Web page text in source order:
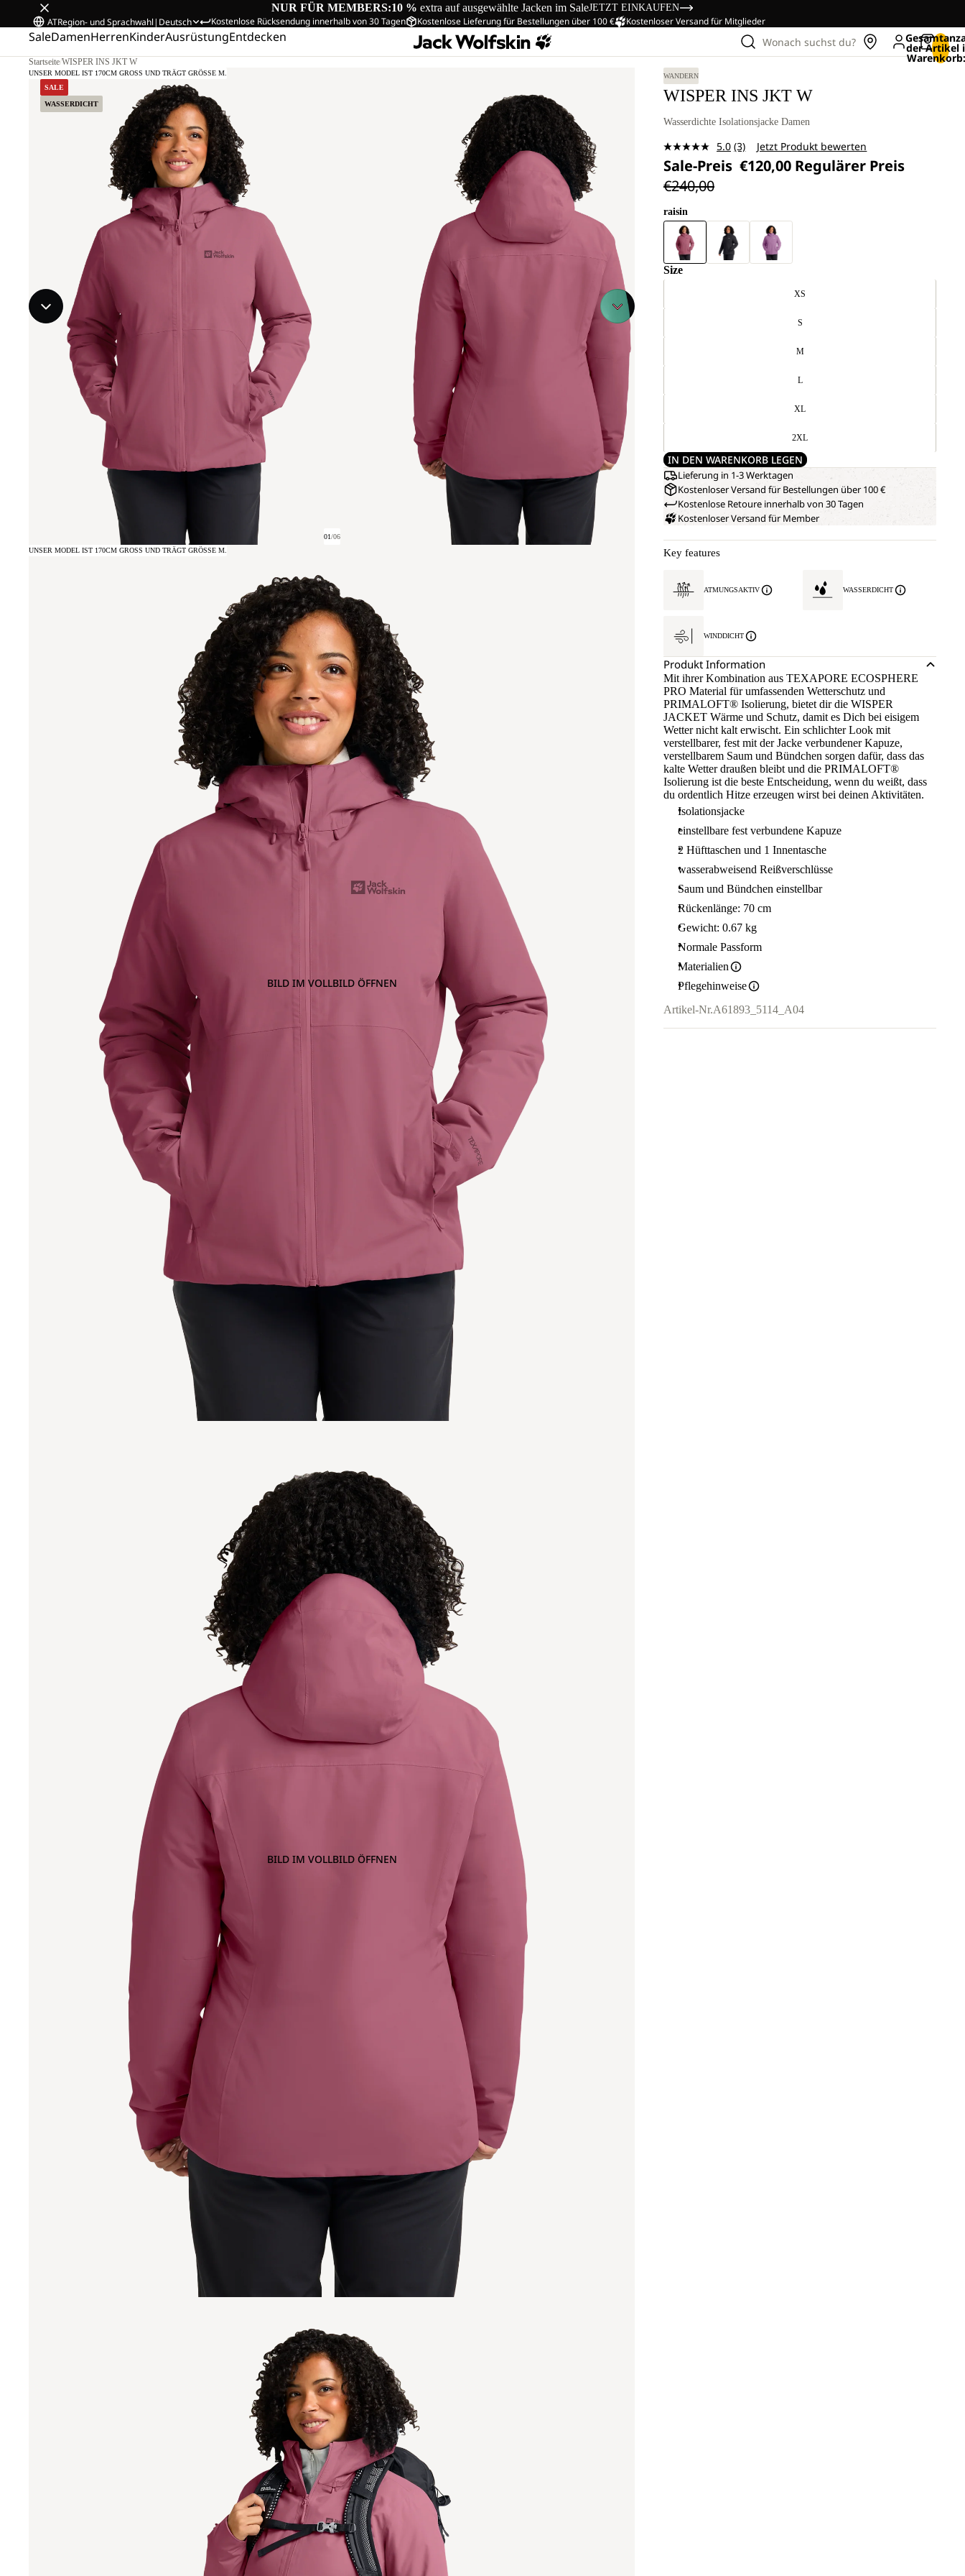
NUR FÜR MEMBERS:10 % extra auf ausgewählte Jacken im SaleJETZT EINKAUFEN
Kostenlose Rücksendung innerhalb von 30 Tagen Kostenlose Lieferung für Bestellungen über 100 € Kostenloser Versand für Mitglieder
ATRegion- und Sprachwahl| Deutsch
SaleDamenHerrenKinderAusrüstungEntdecken Wonach suchst du? der Artikel
Startseite/WISPER INS JKT W
SALE
WASSERDICHT
UNSER MODEL IST 170CM GROSS UND TRÄGT GRÖSSE M.
01/06
BILD IM VOLLBILD ÖFFNEN
UNSER MODEL IST 170CM GROSS UND TRÄGT GRÖSSE M.
BILD IM VOLLBILD ÖFFNEN
WANDERN
WISPER INS JKT W
Wasserdichte Isolationsjacke Damen
5.0 3
Bewertungen
lesen.
Seite.
(3) Jetzt Produkt bewerten
Sale-Preis €120,00 Regulärer Preis
€240,00
raisin
Size
XS
S
M
L
XL
2XL
IN DEN WARENKORB LEGEN
Lieferung in 1-3 Werktagen
Kostenloser Versand für Bestellungen über 100 €
Kostenlose Retoure innerhalb von 30 Tagen
Kostenloser Versand für Member
Key features
ATMUNGSAKTIV WASSERDICHT
WINDDICHT
Produkt Information
Mit ihrer Kombination aus TEXAPORE ECOSPHERE
PRO Material für umfassenden Wetterschutz und
PRIMALOFT® Isolierung, bietet dir die WISPER
JACKET Wärme und Schutz, damit es Dich bei eisigem
Wetter nicht kalt erwischt. Ein schlichter Look mit
verstellbarer, fest mit der Jacke verbundener Kapuze,
verstellbarem Saum und Bündchen sorgen dafür, dass das
kalte Wetter draußen bleibt und die PRIMALOFT®
Isolierung ist die beste Entscheidung, wenn du weißt, dass
du ordentlich Hitze erzeugen wirst bei deinen Aktivitäten.
Isolationsjacke
einstellbare fest verbundene Kapuze
2 Hüfttaschen und 1 Innentasche
wasserabweisend Reißverschlüsse
Saum und Bündchen einstellbar
Rückenlänge: 70 cm
Gewicht: 0.67 kg
Normale Passform
Materialien
Pflegehinweise
Artikel-Nr.A61893_5114_A04